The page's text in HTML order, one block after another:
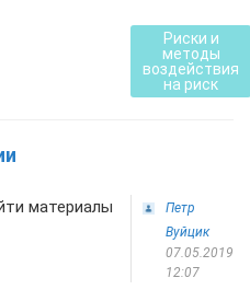
Риски и
методы
воздействия
на риск
материалы
Петр
Вуйцик
07.05.2019
12:07